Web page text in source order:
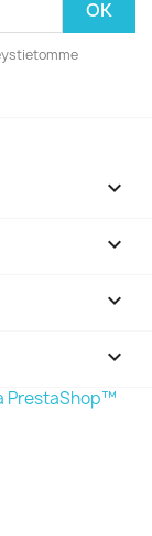



keyboard_arrow_down
PrestaShop™